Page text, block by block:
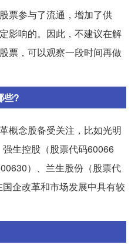
票参与了流通，增加了供
影响的。因此，不建议在解
票，可以观察一段时间再做
些?
概念股备受关注，比如光明
生控股（股票代码60066
）、兰生股份（股票代
企改革和市场发展中具有较